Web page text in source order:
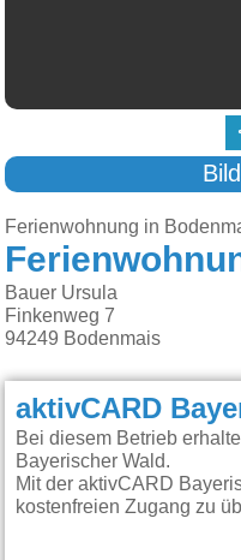
Ferienwohnung in
Bauer Ursula
Finkenweg 7
94249 Bodenmais
Bei diesem Betrieb
Bayerischer Wald.
Mit der aktivCARD
kostenfreien Zugang zu